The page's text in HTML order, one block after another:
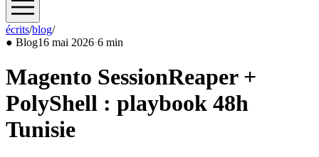
écrits/blog/2026/05
● Blog16 mai 2026·6 min
Magento SessionReaper +
PolyShell : playbook 48h
Tunisie